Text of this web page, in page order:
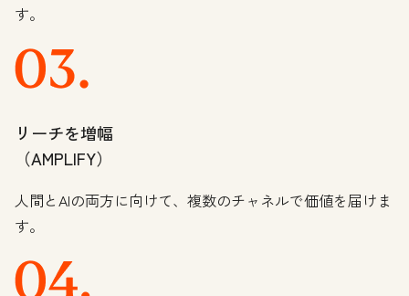
す。
リーチを増幅
（AMPLIFY）
人間とAIの両方に向けて、複数のチャネルで価値を届けま
す。